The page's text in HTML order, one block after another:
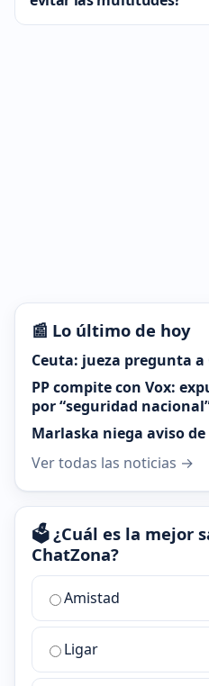
📰 Lo último de hoy
Ceuta: jueza pregunta
PP compite con Vox:
por “seguridad
Marlaska niega aviso
Ver todas las noticias →
🗳️ ¿Cuál es la mejor
ChatZona?
¿Cuál
la
mejor
sala
Amistad
Ligar